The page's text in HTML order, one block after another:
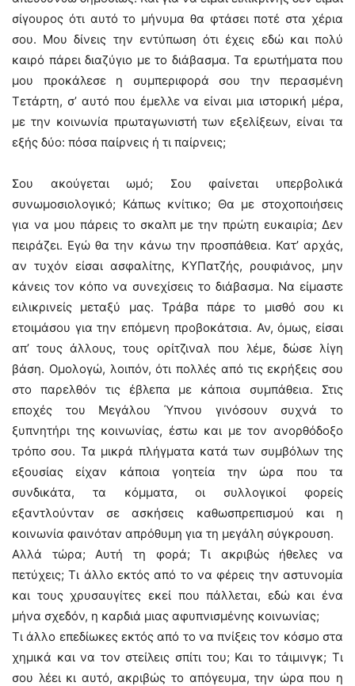
σίγουρος ότι αυτό το μήνυμα θα φτάσει ποτέ στα χέρια
σου. Μου δίνεις την εντύπωση ότι έχεις εδώ και πολύ
καιρό πάρει διαζύγιο με το διάβασμα. Τα ερωτήματα που
μου προκάλεσε η συμπεριφορά σου την περασμένη
Τετάρτη, σ’ αυτό που έμελλε να είναι μια ιστορική μέρα,
με την κοινωνία πρωταγωνιστή των εξελίξεων, είναι τα
εξής δύο: πόσα παίρνεις ή τι παίρνεις;
Σου ακούγεται ωμό; Σου φαίνεται υπερβολικά
συνωμοσιολογικό; Κάπως κνίτικο; Θα με στοχοποιήσεις
για να μου πάρεις το σκαλπ με την πρώτη ευκαιρία; Δεν
πειράζει. Εγώ θα την κάνω την προσπάθεια. Κατ’ αρχάς,
αν τυχόν είσαι ασφαλίτης, KYΠατζής, ρουφιάνος, μην
κάνεις τον κόπο να συνεχίσεις το διάβασμα. Να είμαστε
ειλικρινείς μεταξύ μας. Τράβα πάρε το μισθό σου κι
ετοιμάσου για την επόμενη προβοκάτσια. Αν, όμως, είσαι
απ’ τους άλλους, τους ορίτζιναλ που λέμε, δώσε λίγη
βάση. Ομολογώ, λοιπόν, ότι πολλές από τις εκρήξεις σου
στο παρελθόν τις έβλεπα με κάποια συμπάθεια. Στις
εποχές του Μεγάλου Ύπνου γινόσουν συχνά το
ξυπνητήρι της κοινωνίας, έστω και με τον ανορθόδοξο
τρόπο σου. Τα μικρά πλήγματα κατά των συμβόλων της
εξουσίας είχαν κάποια γοητεία την ώρα που τα
συνδικάτα, τα κόμματα, οι συλλογικοί φορείς
εξαντλούνταν σε ασκήσεις καθωσπρεπισμού και η
κοινωνία φαινόταν απρόθυμη για τη μεγάλη σύγκρουση.
Αλλά τώρα; Αυτή τη φορά; Τι ακριβώς ήθελες να
πετύχεις; Τι άλλο εκτός από το να φέρεις την αστυνομία
και τους χρυσαυγίτες εκεί που πάλλεται, εδώ και ένα
μήνα σχεδόν, η καρδιά μιας αφυπνισμένης κοινωνίας;
Τι άλλο επεδίωκες εκτός από το να πνίξεις τον κόσμο στα
χημικά και να τον στείλεις σπίτι του; Και το τάιμινγκ; Τι
σου λέει κι αυτό, ακριβώς το απόγευμα, την ώρα που η